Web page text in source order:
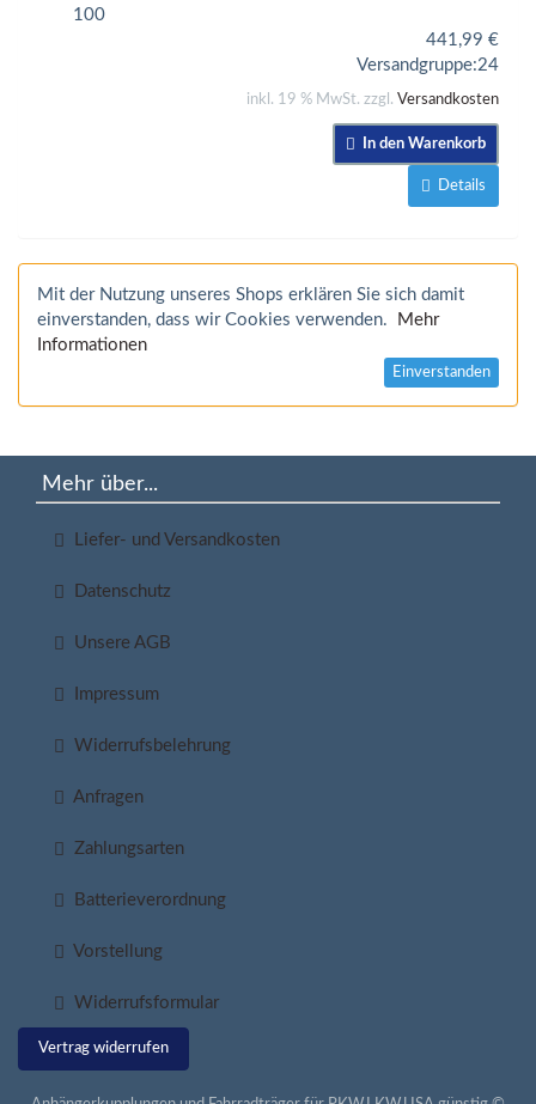
100
441,99 €
Versandgruppe:24
inkl. 19 % MwSt. zzgl. Versandkosten
In den Warenkorb
Details
Mit der Nutzung unseres Shops erklären Sie sich damit
einverstanden, dass wir Cookies verwenden.
Mehr
Informationen
Einverstanden
Mehr über...
Liefer- und Versandkosten
Datenschutz
Unsere AGB
Impressum
Widerrufsbelehrung
Anfragen
Zahlungsarten
Batterieverordnung
Vorstellung
Widerrufsformular
Vertrag widerrufen